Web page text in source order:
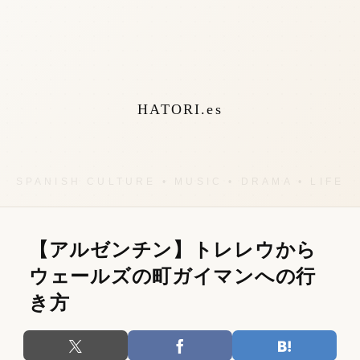
HATORI.es
【アルゼンチン】トレレウから
ウェールズの町ガイマンへの行
き方